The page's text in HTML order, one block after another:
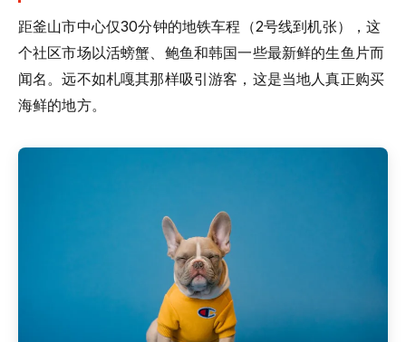
距釜山市中心仅30分钟的地铁车程（2号线到机张），这
个社区市场以活螃蟹、鲍鱼和韩国一些最新鲜的生鱼片而
闻名。远不如札嘎其那样吸引游客，这是当地人真正购买
海鲜的地方。